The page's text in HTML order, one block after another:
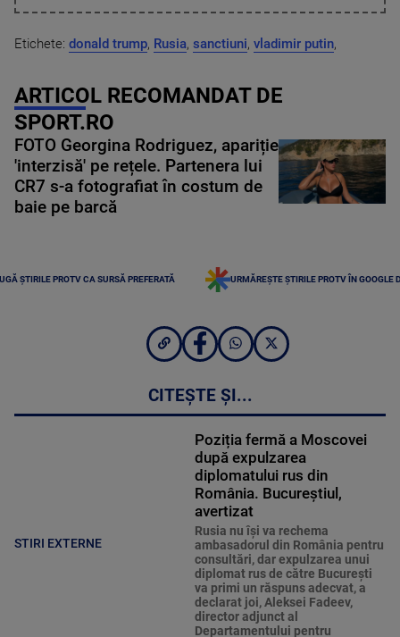
Etichete: donald trump, Rusia, sanctiuni, vladimir putin,
ARTICOL RECOMANDAT DE
SPORT.RO
FOTO Georgina Rodriguez, apariție
'interzisă' pe rețele. Partenera lui
CR7 s-a fotografiat în costum de
baie pe barcă
ȘTIRILE PROTV CA SURSĂ PREFERATĂ URMĂREȘTE ȘTIRILE PROTV ÎN GOOGLE
CITEȘTE ȘI...
STIRI EXTERNE
Poziția fermă a Moscovei
după expulzarea
diplomatului rus din
România. Bucureștiul,
avertizat
Rusia nu îşi va rechema
ambasadorul din România pentru
consultări, dar expulzarea unui
diplomat rus de către Bucureşti
va primi un răspuns adecvat, a
declarat joi, Aleksei Fadeev,
director adjunct al
Departamentului pentru